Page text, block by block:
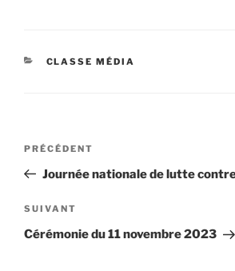
CATÉGORIES
CLASSE MÉDIA
Navigation
l’article
Article
précédent
PRÉCÉDENT
Journée nationale de lutte
Article
suivant
SUIVANT
Cérémonie du 11 novembre 2023